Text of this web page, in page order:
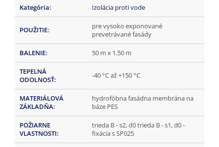
Kategória: Izolácia proti vode
POUŽITIE:
pre vysoko exponované
prevetrávané fasády
BALENIE: 50 m x 1.50 m
TEPELNÁ
ODOLNOSŤ: -40 °C až +150 °C
MATERIÁLOVÁ
ZÁKLADŇA:
hydrofóbna fasádna membrána na
báze PES
POŽIARNE
VLASTNOSTI:
trieda B - s2, d0 trieda B - s1, d0 -
fixácia s SP025